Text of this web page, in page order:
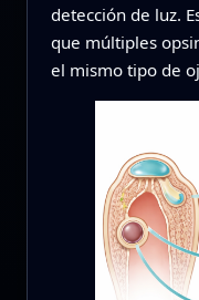
detección de luz.
que múltiples
el mismo tipo de